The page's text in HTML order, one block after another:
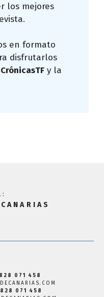
los mejores
en formato
disfrutarlos
CrónicasTF y la
071 458
071 458